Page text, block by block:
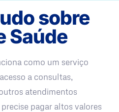
sobre
Saúde
como um serviço
a consultas,
atendimentos
pagar altos valores